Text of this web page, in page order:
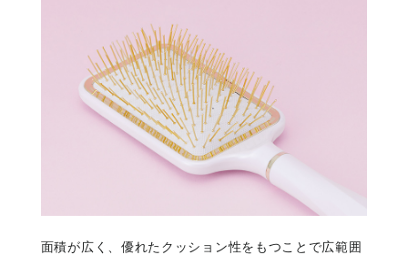
面積が広く、優れたクッション性をもつことで広範囲